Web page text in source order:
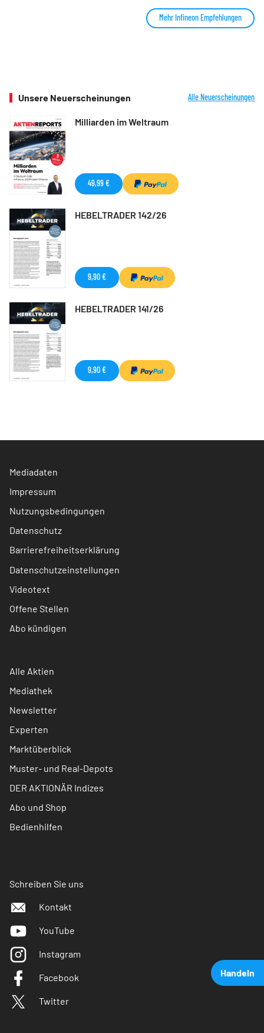
Handeln
Mehr Infineon Empfehlungen
Unsere Neuerscheinungen Alle Neuerscheinungen
Milliarden im Weltraum
49,99 €
HEBELTRADER 142/26
9,90 €
HEBELTRADER 141/26
9,90 €
Mediadaten
Impressum
Nutzungsbedingungen
Datenschutz
Barrierefreiheitserklärung
Datenschutzeinstellungen
Videotext
Offene Stellen
Abo kündigen
Alle Aktien
Mediathek
Newsletter
Experten
Marktüberblick
Muster- und Real-Depots
DER AKTIONÄR Indizes
Abo und Shop
Bedienhilfen
Schreiben Sie uns
Kontakt
YouTube
Instagram
Facebook
Twitter